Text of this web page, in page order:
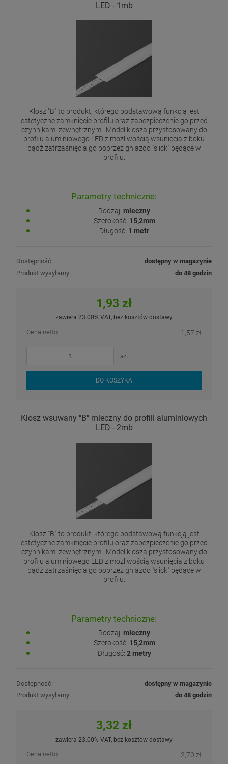
LED - 1mb
Klosz "B" to produkt, którego podstawową funkcją jest
estetyczne zamknięcie profilu oraz zabezpieczenie go przed
czynnikami zewnętrznymi. Model klosza przystosowany do
profilu aluminiowego LED z możliwością wsunięcia z boku
bądź zatrzaśnięcia go poprzez gniazdo "slick" będące w
profilu.
Parametry techniczne:
Rodzaj: mleczny
Szerokość: 15,2mm
Długość: 1 metr
Dostępność:
dostępny w magazynie
Produkt wysyłamy:
do 48 godzin
1,93 zł
zawiera 23.00% VAT, bez kosztów dostawy
Cena netto: 1,57 zł
szt.
DO KOSZYKA
Klosz wsuwany "B" mleczny do profili aluminiowych
LED - 2mb
Klosz "B" to produkt, którego podstawową funkcją jest
estetyczne zamknięcie profilu oraz zabezpieczenie go przed
czynnikami zewnętrznymi. Model klosza przystosowany do
profilu aluminiowego LED z możliwością wsunięcia z boku
bądź zatrzaśnięcia go poprzez gniazdo "slick" będące w
profilu.
Parametry techniczne:
Rodzaj: mleczny
Szerokość: 15,2mm
Długość: 2 metry
Dostępność:
dostępny w magazynie
Produkt wysyłamy:
do 48 godzin
3,32 zł
zawiera 23.00% VAT, bez kosztów dostawy
Cena netto: 2,70 zł